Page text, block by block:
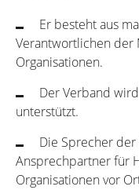
Er besteht aus
Verantwortlichen der
Organisationen.
Der Verband
unterstützt.
Die Sprecher
Ansprechpartner für
Organisationen vor